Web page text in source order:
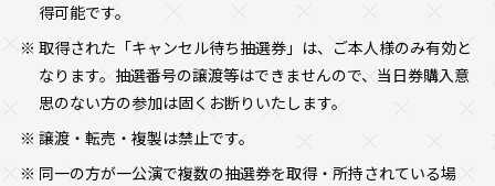
得可能です。
取得された「キャンセル待ち抽選券」は、ご本人様のみ有効と
なります。抽選番号の譲渡等はできませんので、当日券購入意
思のない方の参加は固くお断りいたします。
譲渡・転売・複製は禁止です。
同一の方が一公演で複数の抽選券を取得・所持されている場